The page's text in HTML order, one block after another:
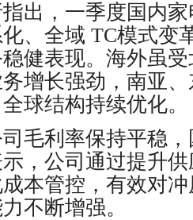
，一季度国内家
、全域 TC模式变
健表现。海外虽
增长强劲，南亚
球结构持续优化。
利率保持平稳，
，公司通过提升
本管控，有效对
不断增强。